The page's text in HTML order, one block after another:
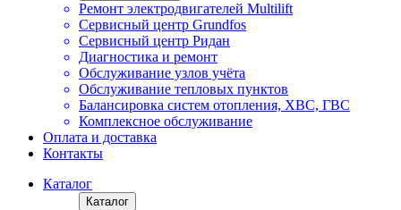
Ремонт электродвигателей Multilift
Сервисный центр Grundfos
Сервисный центр Ридан
Диагностика и ремонт
Обслуживание узлов учёта
Обслуживание тепловых пунктов
Балансировка систем отопления, ХВС, ГВС
Комплексное обслуживание
Оплата и доставка
Контакты
Каталог
Каталог